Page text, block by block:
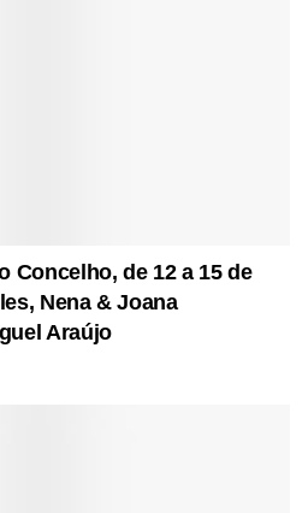
Concelho, de 12 a 15 de
Nena & Joana
Araújo